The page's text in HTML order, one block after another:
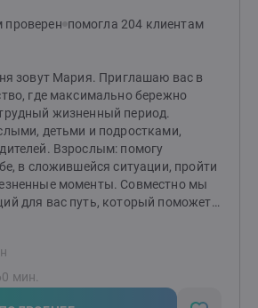
проверен помогла 204 клиентам
зовут Мария. Приглашаю вас в
где максимально бережно
жизненный период.
детьми и подростками,
Взрослым: помогу
в сложившейся ситуации, пройти
моменты. Совместно мы
для вас путь, который поможет
гнева, эмоциональной
и ранимостью, обрести
отношения с окружающими.
мин.